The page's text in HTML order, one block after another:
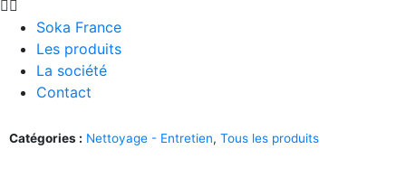
Soka France
Les produits
La société
Contact
Catégories : Nettoyage - Entretien, Tous les produits